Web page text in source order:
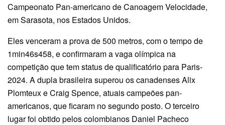
Campeonato Pan-americano de Canoagem Velocidade,
em Sarasota, nos Estados Unidos.
Eles venceram a prova de 500 metros, com o tempo de
1min46s458, e confirmaram a vaga olímpica na
competição que tem status de qualificatório para Paris-
2024. A dupla brasileira superou os canadenses Alix
Plomteux e Craig Spence, atuais campeões pan-
americanos, que ficaram no segundo posto. O terceiro
lugar foi obtido pelos colombianos Daniel Pacheco